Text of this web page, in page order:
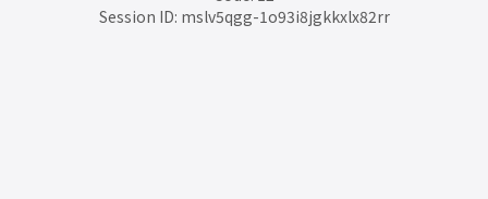
Session ID: mslv5qgg-1o93i8jgkkxlx82rr